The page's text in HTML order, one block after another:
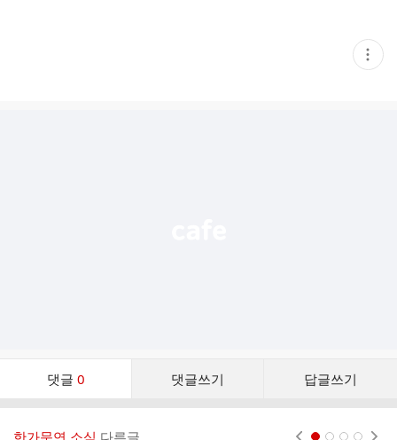
현
재
댓글 0 댓글쓰기 답글쓰기
댓
한가문연 소식 다른글